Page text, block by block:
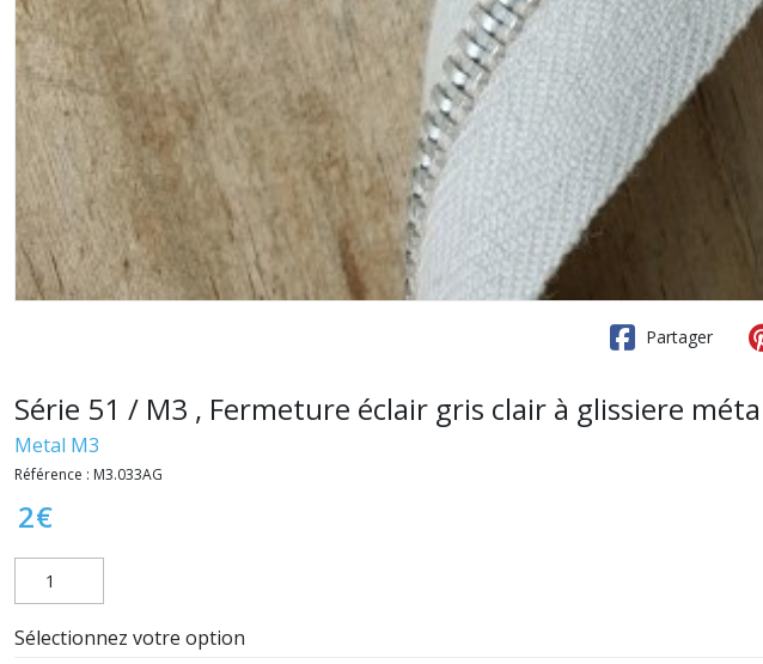
Partager
Série 51 / M3 , Fermeture éclair gris clair à glissiere
Metal M3
Référence : M3.033AG
2€
Sélectionnez votre option